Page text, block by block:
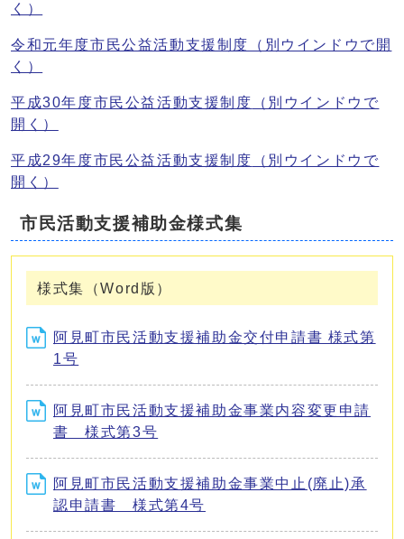
く）
令和元年度市民公益活動支援制度
（別ウインドウで開
く）
平成30年度市民公益活動支援制度 （別ウインドウで
開く）
平成29年度市民公益活動支援制度 （別ウインドウで
開く）
市民活動支援補助金様式集
様式集（Word版）
阿見町市民活動支援補助金交付申請書 様式第
1号
阿見町市民活動支援補助金事業内容変更申請
書 様式第3号
阿見町市民活動支援補助金事業中止(廃止)承
認申請書 様式第4号